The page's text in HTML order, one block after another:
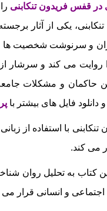
در قفس فریدون تنکابنی
یکی از آثار
زندگی فقیران و سرنوشت
روایت می‌ کند و سرشار
حاکمان و مشکلات
دانلود فایل های بیشتر با
تنکابنی با استفاده از
می‌ کند.
این کتاب به تحلیل روان‌
اجتماعی و انسانی قرار می‌